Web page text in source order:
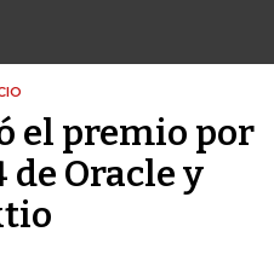
el premio por
de Oracle y